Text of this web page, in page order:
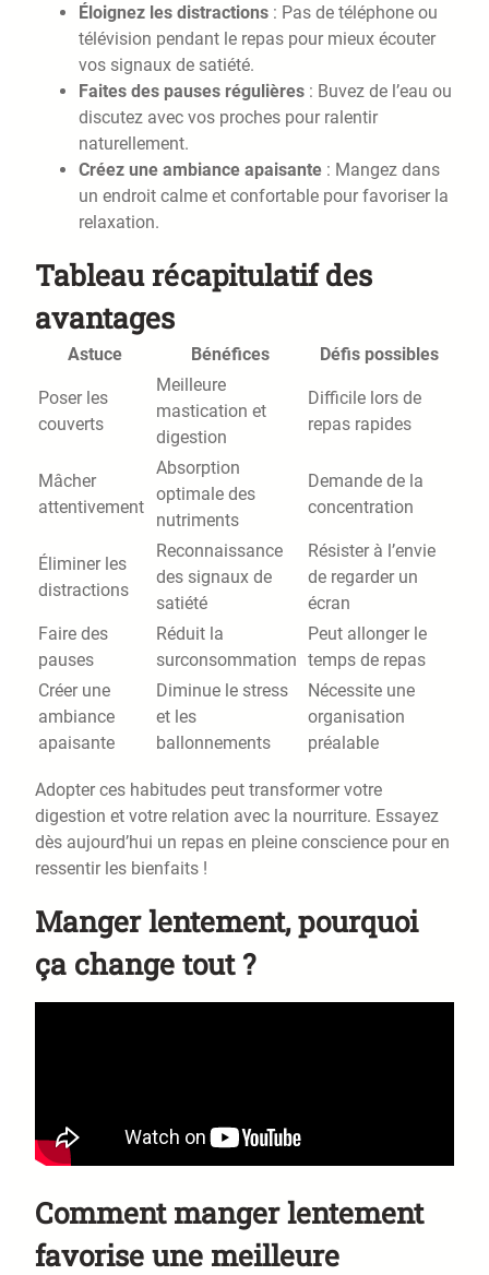
Éloignez les distractions : Pas de téléphone ou
télévision pendant le repas pour mieux écouter
vos signaux de satiété.
Faites des pauses régulières : Buvez de l’eau ou
discutez avec vos proches pour ralentir
naturellement.
Créez une ambiance apaisante : Mangez dans
un endroit calme et confortable pour favoriser la
relaxation.
Tableau récapitulatif des
avantages
Astuce Bénéfices Défis possibles
Poser les
couverts
Meilleure
mastication et
digestion
Difficile lors de
repas rapides
Mâcher
attentivement
Absorption
optimale des
nutriments
Demande de la
concentration
Éliminer les
distractions
Reconnaissance
des signaux de
satiété
Résister à l’envie
de regarder un
écran
Faire des
pauses
Réduit la
surconsommation
Peut allonger le
temps de repas
Créer une
ambiance
apaisante
Diminue le stress
et les
ballonnements
Nécessite une
organisation
préalable
Adopter ces habitudes peut transformer votre
digestion et votre relation avec la nourriture. Essayez
dès aujourd’hui un repas en pleine conscience pour en
ressentir les bienfaits !
Manger lentement, pourquoi
ça change tout ?
Comment manger lentement
favorise une meilleure